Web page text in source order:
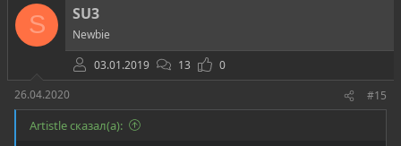
в
S SU3
Newbie
03.01.2019
13
0
26.04.2020
#15
Artistle сказал(а):